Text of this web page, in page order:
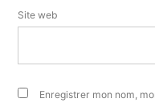
Site web
Enregistrer mon nom,